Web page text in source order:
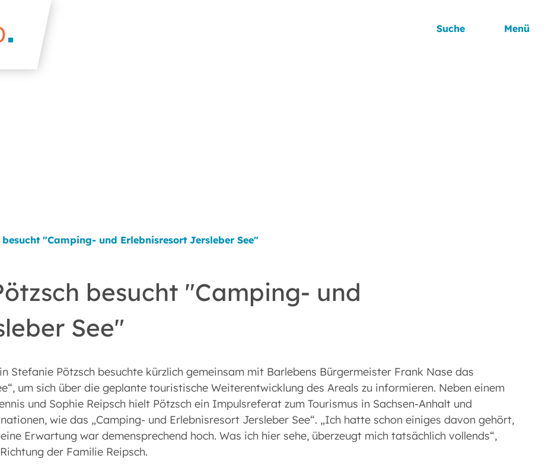
Suche Menü
"Camping- und Erlebnisresort Jersleber See"
besucht "Camping- und
See"
Stefanie Pötzsch besuchte kürzlich gemeinsam mit Barlebens Bürgermeister Frank Nase das
um sich über die geplante touristische Weiterentwicklung des Areals zu informieren. Neben einem
und Sophie Reipsch hielt Pötzsch ein Impulsreferat zum Tourismus in Sachsen-Anhalt und
wie das „Camping- und Erlebnisresort Jersleber See“. „Ich hatte schon einiges davon gehört,
Erwartung war demensprechend hoch. Was ich hier sehe, überzeugt mich tatsächlich vollends“,
der Familie Reipsch.